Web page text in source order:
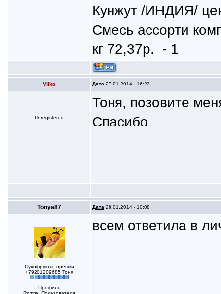
Кунжут /ИНДИЯ/
Смесь ассорти
кг 72,37р. - 1
Vilka Дата 27.01.2014 - 16:23
Unregistered
Тоня, позовите
Спасибо
Tonya87 Дата 28.01.2014 - 10:08
Сухофрукты, орешки
+79201209685 Тоня
Профиль
Группа: Пользователи
всем ответила в